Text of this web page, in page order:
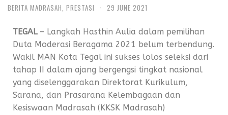
BERITA MADRASAH, PRESTASI · 29 JUNE 2021
TEGAL– Langkah Hasthin Aulia dalam pemilihan
Duta Moderasi Beragama 2021 belum terbendung.
Wakil MAN Kota Tegal ini sukses lolos seleksi dari
tahap II dalam ajang bergengsi tingkat nasional
yang diselenggarakan Direktorat Kurikulum,
Sarana, dan Prasarana Kelembagaan dan
Kesiswaan Madrasah (KKSK Madrasah)